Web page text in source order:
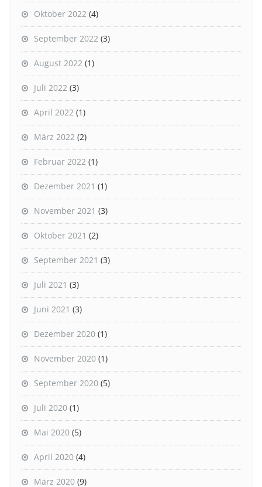
Oktober 2022 (4)
September 2022 (3)
August 2022 (1)
Juli 2022 (3)
April 2022 (1)
März 2022 (2)
Februar 2022 (1)
Dezember 2021 (1)
November 2021 (3)
Oktober 2021 (2)
September 2021 (3)
Juli 2021 (3)
Juni 2021 (3)
Dezember 2020 (1)
November 2020 (1)
September 2020 (5)
Juli 2020 (1)
Mai 2020 (5)
April 2020 (4)
März 2020 (9)